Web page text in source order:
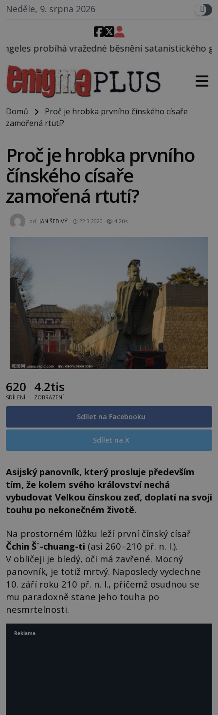
Neděle, 9. srpna 2026
běsnění satanistického gangu vedeného
Domů
Proč je hrobka prvního čínského císaře
zamořená rtutí?
Proč je hrobka prvního
čínského císaře
zamořená rtutí?
od JAN ŠEDIVÝ 22.3.2020 4.2tis
620
SDÍLENÍ
4.2tis
ZOBRAZENÍ
Sdílet na Facebooku
Sdílet na X
Asijský panovník, který prosluje především
tím, že kolem svého království nechá
vybudovat Velkou čínskou zeď, doplatí na svoji
touhu po nekonečném životě.
Na prostorném lůžku leží první čínský císař
Čchin Š´-chuang-ti (asi 260–210 př. n. l.).
V obličeji je bledý, oči má zavřené. Mocný
panovník, je totiž mrtvý. Naposledy vydechne
10. září roku 210 př. n. l., přičemž osudnou se
mu paradoxně stane jeho touha po
nesmrtelnosti.
Reklama